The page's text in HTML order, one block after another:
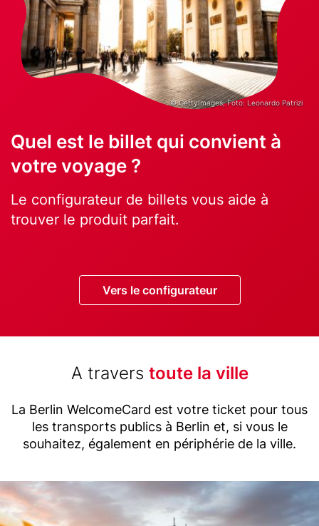
© GettyImages, Foto: Leonardo Patrizi
Title
Quel est le billet qui convient à
votre voyage ?
Text
Le configurateur de billets vous aide à
trouver le produit parfait.
ButtonVers le configurateur
highlight
option)
A travers toute la ville
Text
La Berlin WelcomeCard est votre ticket pour tous
les transports publics à Berlin et, si vous le
souhaitez, également en périphérie de la ville.
Image